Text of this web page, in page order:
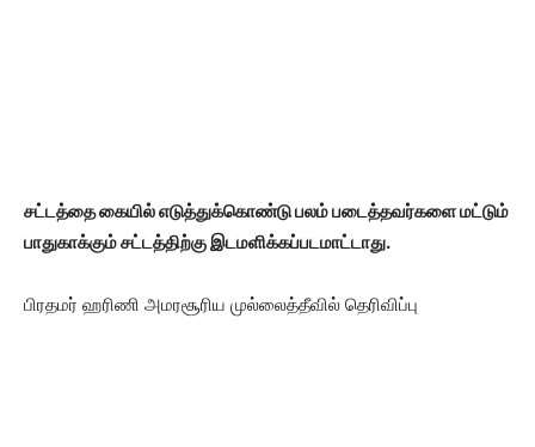
சட்டத்தை கையில் எடுத்துக்கொண்டு பலம் படைத்தவர்களை மட்டும்
பாதுகாக்கும் சட்டத்திற்கு இடமளிக்கப்படமாட்டாது.
பிரதமர் ஹரிணி அமரசூரிய முல்லைத்தீவில் தெரிவிப்பு